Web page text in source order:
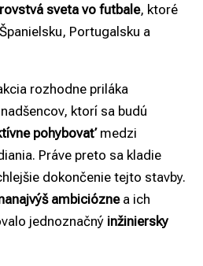
sveta vo futbale, ktoré
Portugalsku a
rozhodne priláka
ktorí sa budú
pohybovaťmedzi
Práve preto sa kladie
dokončenie tejto stavby.
ambicióznea ich
jednoznačný inžiniersky